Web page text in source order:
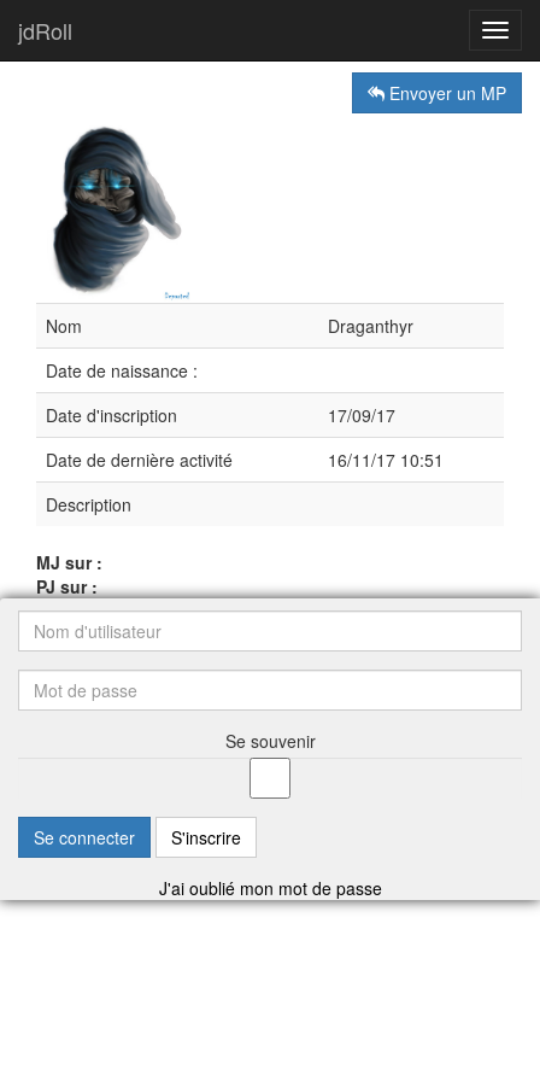
jdRoll
Envoyer un MP
Nom
Draganthyr
Date de naissance :
Date d'inscription
17/09/17
Date de dernière activité
16/11/17 10:51
Description
MJ sur :
PJ sur :
Se souvenir
Se connecter S'inscrire
J'ai oublié mon mot de passe